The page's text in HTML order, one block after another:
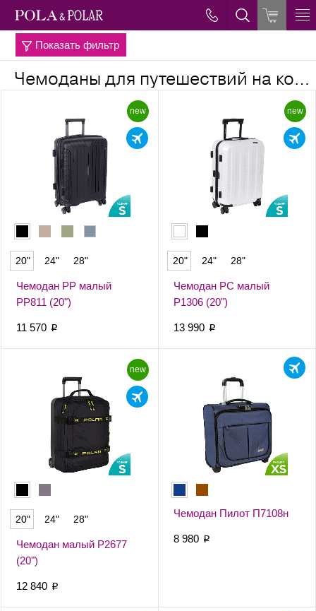
Главная →
Чемоданы для путешествий на колёсиках
Показать фильтр
new
20" 24" 28"
Чемодан PP малый
РР811 (20")
11 570 p
new
20" 24" 28"
Чемодан PC малый
Р1306 (20")
13 990 p
new
20" 24" 28"
Чемодан малый Р2677
(20")
12 840 p
Чемодан Пилот П7108н
8 980 p